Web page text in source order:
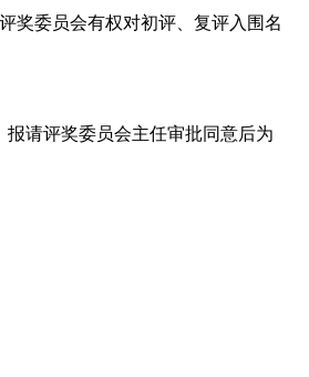
奖委员会有权对初评、复评入围名
请评奖委员会主任审批同意后为